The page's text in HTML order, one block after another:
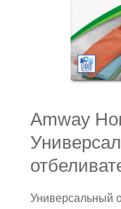
Amway
Универсальный